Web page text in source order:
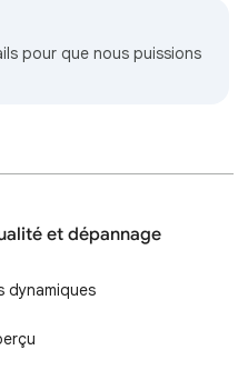
pour que nous puissions
et dépannage
dynamiques